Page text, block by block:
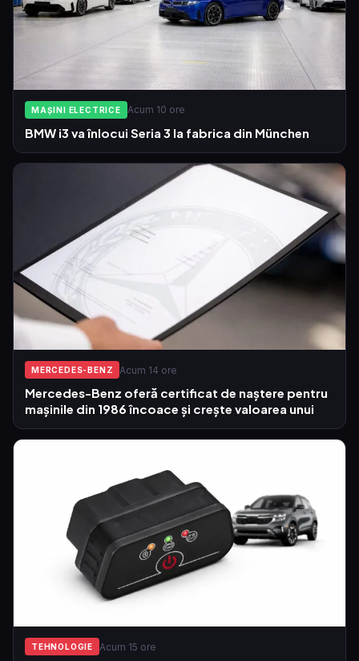
MAȘINI ELECTRICE Acum 10 ore
BMW i3 va înlocui Seria 3 la fabrica din München
MERCEDES-BENZ Acum 14 ore
Mercedes-Benz oferă certificat de naștere pentru
mașinile din 1986 încoace și crește valoarea unui
TEHNOLOGIE Acum 15 ore